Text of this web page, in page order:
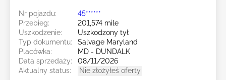
Nr pojazdu:
45******
Przebieg:
201,574 mile
Uszkodzenie:
Uszkodzony tył
Typ dokumentu:
Salvage Maryland
Placówka:
MD - DUNDALK
Data sprzedaży:
08/11/2026
Aktualny status:
Nie złożyłeś oferty